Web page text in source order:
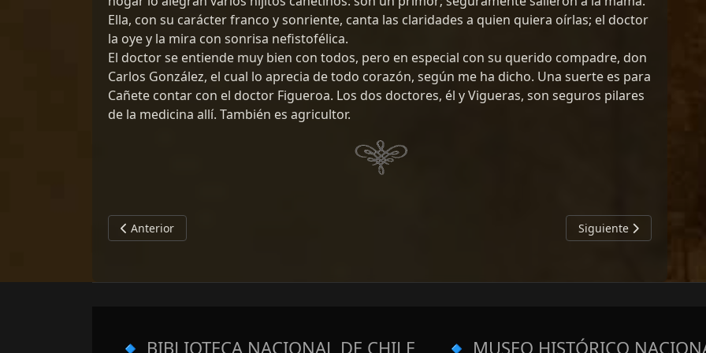
Ella, con su carácter franco y sonriente, canta las claridades a quien quiera oírlas; el doctor
la oye y la mira con sonrisa nefistofélica.
El doctor se entiende muy bien con todos, pero en especial con su querido compadre, don
Carlos González, el cual lo aprecia de todo corazón, según me ha dicho. Una suerte es para
Cañete contar con el doctor Figueroa. Los dos doctores, él y Vigueras, son seguros pilares
de la medicina allí. También es agricultor.
Artículo anterior: CARLOS MEDRANO CAMPELO
Anterior Artículo siguiente:
Siguiente
BIBLIOTECA NACIONAL DE CHILE MUSEO HISTÓRICO